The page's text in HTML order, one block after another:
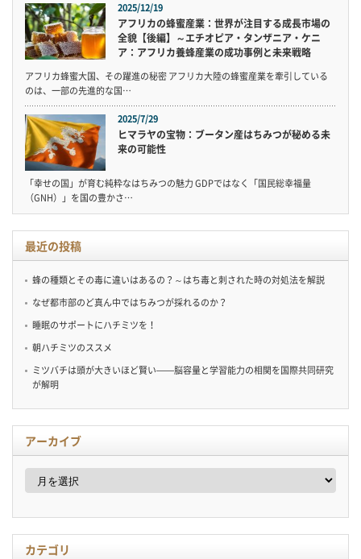
2025/12/19
アフリカの蜂蜜産業：世界が注目する成長市場の
全貌【後編】～エチオピア・タンザニア・ケニ
ア：アフリカ養蜂産業の成功事例と未来戦略
アフリカ蜂蜜大国、その躍進の秘密 アフリカ大陸の蜂蜜産業を牽引している
のは、一部の先進的な国…
2025/7/29
ヒマラヤの宝物：ブータン産はちみつが秘める未
来の可能性
「幸せの国」が育む純粋なはちみつの魅力 GDPではなく「国民総幸福量
（GNH）」を国の豊かさ…
最近の投稿
蜂の種類とその毒に違いはあるの？～はち毒と刺された時の対処法を解説
なぜ都市部のど真ん中ではちみつが採れるのか？
睡眠のサポートにハチミツを！
朝ハチミツのススメ
ミツバチは頭が大きいほど賢い——脳容量と学習能力の相関を国際共同研究
が解明
アーカイブ
ア
イ
カテゴリ